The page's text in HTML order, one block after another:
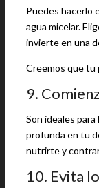
Puedes hacerlo
agua micelar.
invierte en una
Creemos que tu
9.
Son ideales
profunda en tu
nutrirte y
10. Evita